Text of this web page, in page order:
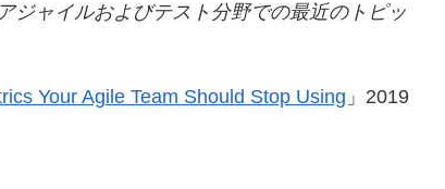
ジャイルおよびテスト分野での最近のトピッ
Your Agile Team Should Stop Using 」2019